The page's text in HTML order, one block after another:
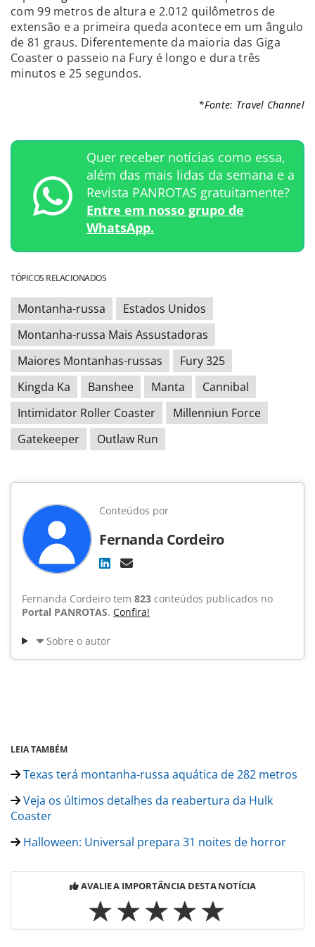
com 99 metros de altura e 2.012 quilômetros de
extensão e a primeira queda acontece em um ângulo
de 81 graus. Diferentemente da maioria das Giga
Coaster o passeio na Fury é longo e dura três
minutos e 25 segundos.
*Fonte: Travel Channel
Quer receber notícias como essa,
além das mais lidas da semana e a
Revista PANROTAS gratuitamente?
Entre em nosso grupo de
WhatsApp.
TÓPICOS RELACIONADOS
Montanha-russa
Estados Unidos
Montanha-russa Mais Assustadoras
Maiores Montanhas-russas
Fury 325
Kingda Ka
Banshee Manta
Cannibal
Intimidator Roller Coaster
Millenniun Force
Gatekeeper
Outlaw Run
Conteúdos por
Fernanda Cordeiro
Fernanda Cordeiro tem 823 conteúdos publicados no
Portal PANROTAS. Confira!
Sobre o autor
LEIA TAMBÉM
Texas terá montanha-russa aquática de 282 metros
Veja os últimos detalhes da reabertura da Hulk
Coaster
Halloween: Universal prepara 31 noites de horror
AVALIE A IMPORTÂNCIA DESTA NOTÍCIA